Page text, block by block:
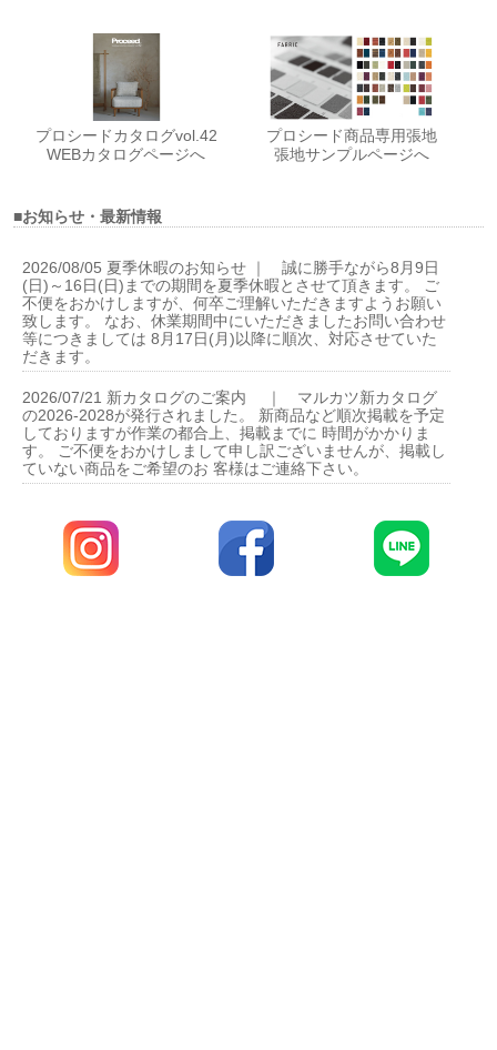
プロシードカタログvol.42
WEBカタログページへ
プロシード商品専用張地
張地サンプルページへ
■お知らせ・最新情報